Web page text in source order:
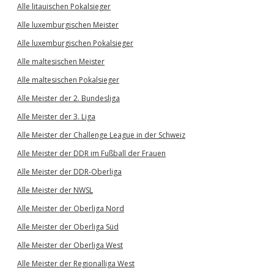
Alle litauischen Pokalsieger
Alle luxemburgischen Meister
Alle luxemburgischen Pokalsieger
Alle maltesischen Meister
Alle maltesischen Pokalsieger
Alle Meister der 2. Bundesliga
Alle Meister der 3. Liga
Alle Meister der Challenge League in der Schweiz
Alle Meister der DDR im Fußball der Frauen
Alle Meister der DDR-Oberliga
Alle Meister der NWSL
Alle Meister der Oberliga Nord
Alle Meister der Oberliga Süd
Alle Meister der Oberliga West
Alle Meister der Regionalliga West